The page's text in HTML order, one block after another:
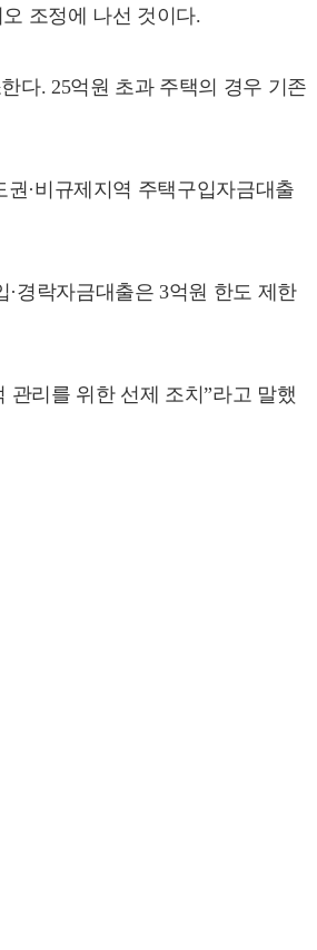
조정에 나선 것이다.
다. 25억원 초과 주택의 경우 기존
·비규제지역 주택구입자금대출
경락자금대출은 3억원 한도 제한
리를 위한 선제 조치”라고 말했